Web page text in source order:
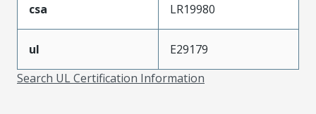
csa LR19980
ul
E29179
Search UL Certification Information